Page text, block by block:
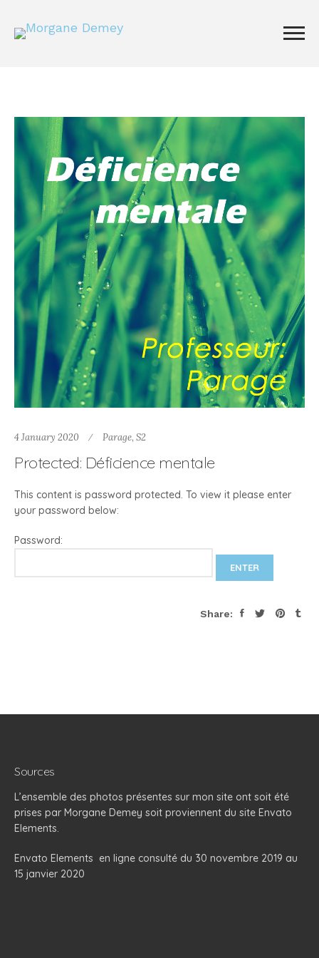
4 January 2020 Parage, S2
Protected: Déficience mentale
This content is password protected. To view it please enter
your password below:
Password:
Share:
Sources
L’ensemble des photos présentes sur mon site ont soit été
prises par Morgane Demey soit proviennent du site Envato
Elements.
Envato Elements en ligne consulté du 30 novembre 2019 au
15 janvier 2020